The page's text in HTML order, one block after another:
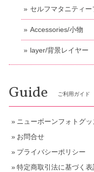
セルフマタニティー
Accessories/小物
layer/背景レイヤー
Guide ご利用ガイド
ニューボーンフォトグ
お問合せ
プライバシーポリシー
特定商取引法に基づく表